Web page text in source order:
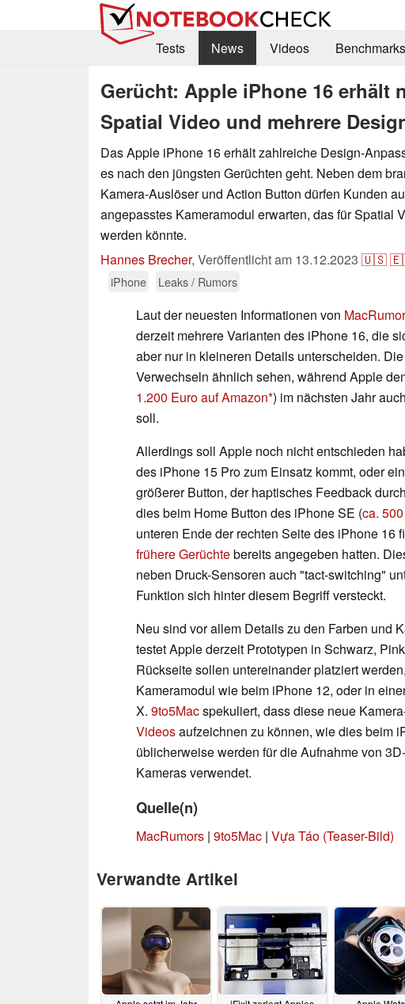
Tests
News Videos
Gerücht: Apple iPhone 16 erhält
Spatial Video und mehrere
Das Apple iPhone 16 erhält zahlreiche Design-
es nach den jüngsten Gerüchten geht. Neben dem
Kamera-Auslöser und Action Button dürfen Kunden
angepasstes Kameramodul erwarten, das für Spatial
werden könnte.
Hannes Brecher, Veröffentlicht am 13.12.2023 🇺🇸
iPhone
Leaks / Rumors
Laut der neuesten Informationen von
derzeit mehrere Varianten des iPhone 16, die
aber nur in kleineren Details unterscheiden.
Verwechseln ähnlich sehen, während Apple
1.200 Euro auf Amazon ) im nächsten Jahr
soll.
Allerdings soll Apple noch nicht entschieden
des iPhone 15 Pro zum Einsatz kommt, oder
größerer Button, der haptisches Feedback
dies beim Home Button des iPhone SE (ca.
unteren Ende der rechten Seite des iPhone 16
frühere Gerüchtebereits angegeben hatten.
neben Druck-Sensoren auch "tact-switching"
Funktion sich hinter diesem Begriff versteckt.
Neu sind vor allem Details zu den Farben und
testet Apple derzeit Prototypen in Schwarz,
Rückseite sollen untereinander platziert
Kameramodul wie beim iPhone 12, oder in
X. 9to5Macspekuliert, dass diese neue
Videosaufzeichnen zu können, wie dies beim
üblicherweise werden für die Aufnahme von
Kameras verwendet.
Quelle(n)
MacRumors | 9to5Mac | Vựa Táo (Teaser-Bild)
Verwandte Artikel